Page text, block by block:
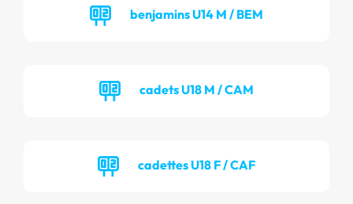
benjamins U14 M / BEM
cadets U18 M / CAM
cadettes U18 F / CAF